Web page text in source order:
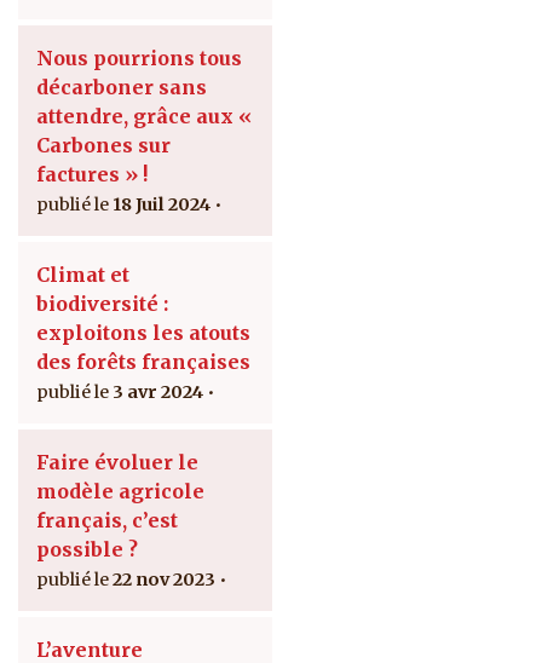
Nous pourrions tous
décarboner sans
attendre, grâce aux «
Carbones sur
factures » !
18 Juil 2024
Climat et
biodiversité :
exploitons les atouts
des forêts françaises
3 avr 2024
Faire évoluer le
modèle agricole
français, c’est
possible ?
22 nov 2023
L’aventure